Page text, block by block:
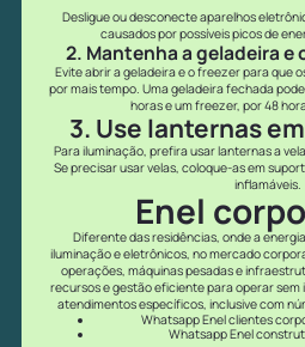
Desligue ou desconecte aparelhos
causados por possíveis picos de
2. Mantenha a geladeira e
Evite abrir a geladeira e o freezer para que
por mais tempo. Uma geladeira fechada
horas e um freezer, por 48
3. Use lanternas
Para iluminação, prefira usar lanternas a
Se precisar usar velas, coloque-as em
inflamáveis.
Enel
Diferente das residências, onde a
iluminação e eletrônicos, no mercado
operações, máquinas pesadas e
recursos e gestão eficiente para operar sem
atendimentos específicos, inclusive com
Whatsapp Enel clientes
Whatsapp Enel